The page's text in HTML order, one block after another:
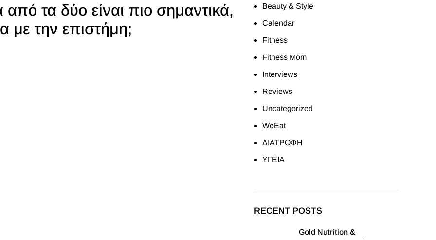
τα δύο είναι πιο σημαντικά,
με την επιστήμη;
Beauty & Style
Calendar
Fitness
Fitness Mom
Interviews
Reviews
Uncategorized
WeEat
ΔΙΑΤΡΟΦΗ
ΥΓΕΙΑ
RECENT POSTS
Gold Nutrition &